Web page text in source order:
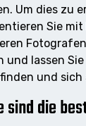
Um dies zu
Sie
und lassen
und
sind die